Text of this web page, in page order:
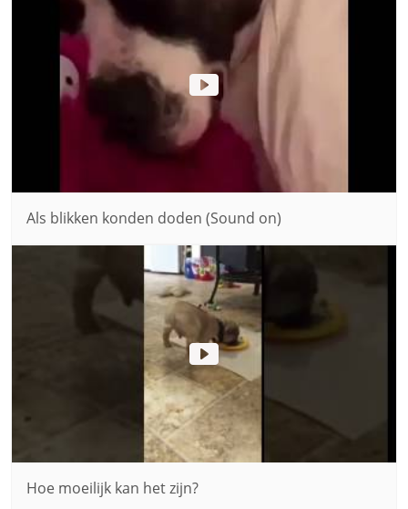
Als blikken konden doden (Sound on)
Hoe moeilijk kan het zijn?